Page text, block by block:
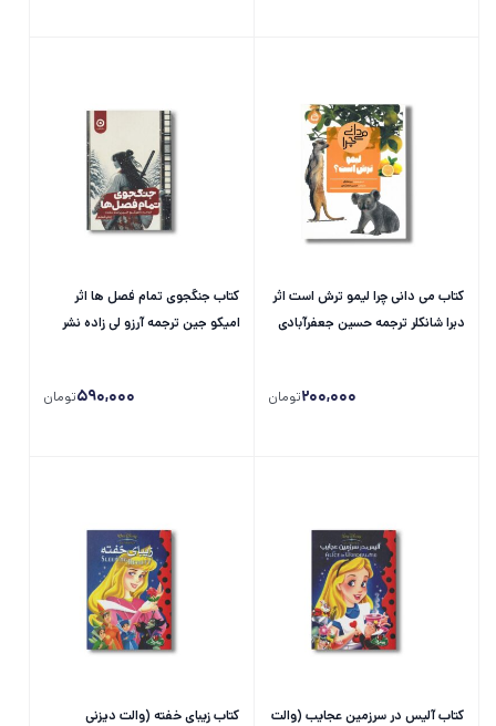
کتاب می دانی چرا لیمو ترش است اثر
دبرا شانکلر ترجمه حسین جعفرآبادی
200,000تومان
کتاب جنگجوی تمام فصل ها اثر
امیکو جین ترجمه آرزو لی زاده نشر
590,000تومان
کتاب آلیس در سرزمین عجایب (والت
کتاب زیبای خفته (والت دیزنی